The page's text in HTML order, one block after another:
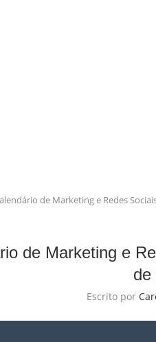
de Marketing e Redes
de Marketing e
de
Escrito por